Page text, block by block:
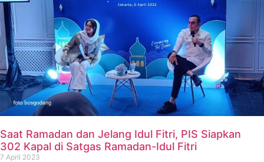
Saat Ramadan dan Jelang Idul Fitri, PIS Siapkan
302 Kapal di Satgas Ramadan-Idul Fitri
7 April 2023